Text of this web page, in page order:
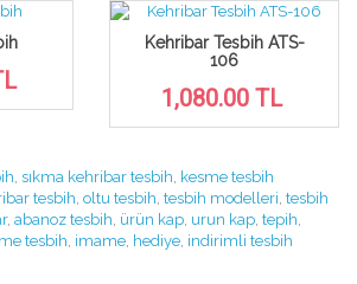
: 310 mm
: 196 mm
°C civarında ise parlak, dumanlı bir
kokusu çıkararak yanar. Bu özelliği
kehribarı bernstein yani yanan taş olarak
kehribar rengini değiştirerek
Kehribar Tesbih ATS-
106
1,080.00 TL
sıkma kehribar tesbih kesme tesbih
tesbih oltu tesbih tesbih modelleri tesbih
, abanoz tesbih ürün kap urun kap tepih
tesbih imame hediye indirimli tesbih